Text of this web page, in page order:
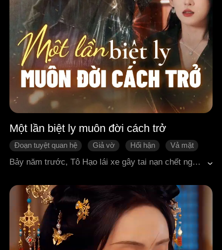
Một lần biệt ly muôn đời cách trở
Đoạn tuyệt quan hệ Giả vờ Hối hận
Vả mặt
Đời sống đô thị
Đô thị hiện đại
Bảy năm trước, Tô Hạo lái xe gây tai nạn chết người, nhưng vị hôn thê của Tô Trạch Minh là An Tư Vũ, cùng mẹ kế Châu Tình và cha ruột Tô Thiên Long, lại ép anh nhận tội thay em trai, vào tù chịu án. Khi cảnh sát đến, chính An Tư Vũ là người đầu tiên chỉ mặt tố cáo Tô Trạch Minh là hung thủ. Anh bị oan khuất, mang theo nỗi hận mà bước vào chốn lao tù. Bảy năm sau, nhờ kiên trì nghiên cứu công nghệ nhiệt hạch trong tù, Tô Trạch Minh được Viện nghiên cứu quốc gia mời hợp tác, chuẩn bị gia nhập giới khoa học đỉnh cao. Sau khi ra tù, anh trở về và phát hiện: gia đình ấy vẫn chưa từng có lấy một chút yêu thương dành cho mình. Bị phản bội, bị tổn thương hết lần này đến lần khác, Tô Trạch Minh cuối cùng đã quyết đoán rời đi – không quay đầu lại nữa.